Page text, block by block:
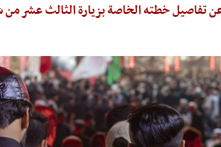
تفاصيل خطته الخاصة بزيارة الثالث عشر